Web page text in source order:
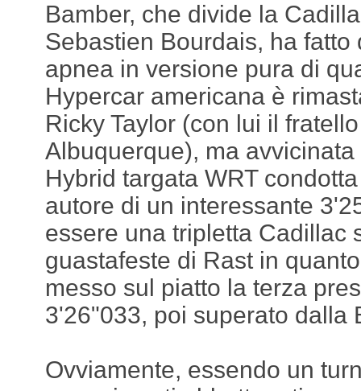
Bamber, che divide la
Sebastien Bourdais, ha fatto
apnea in versione pura di
Hypercar americana è
Ricky Taylor (con lui il
Albuquerque), ma
Hybrid targata WRT
autore di un interessante
essere una tripletta Cadillac
guastafeste di Rast in
messo sul piatto la terza
3'26"033, poi superato dalla
Ovviamente, essendo un